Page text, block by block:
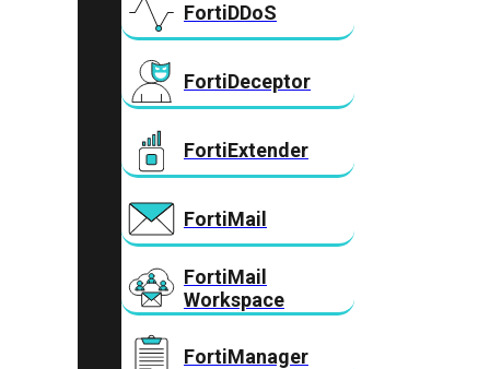
FortiDDoS
FortiDeceptor
FortiExtender
FortiMail
FortiMail
Workspace
FortiManager